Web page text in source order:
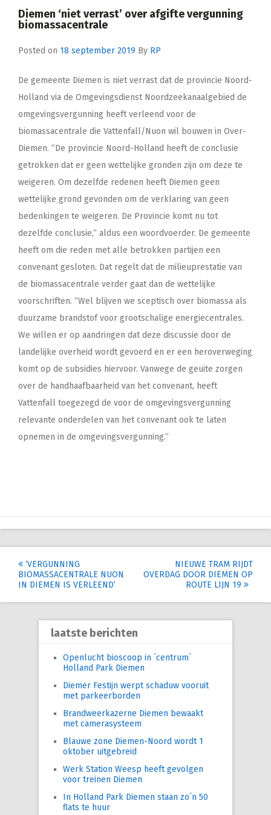
Diemen ‘niet verrast’ over afgifte vergunning
biomassacentrale
Posted on 18 september 2019 By RP
De gemeente Diemen is niet verrast dat de provincie Noord-
Holland via de Omgevingsdienst Noordzeekanaalgebied de
omgevingsvergunning heeft verleend voor de
biomassacentrale die Vattenfall/Nuon wil bouwen in Over-
Diemen. ‘’De provincie Noord-Holland heeft de conclusie
getrokken dat er geen wettelijke gronden zijn om deze te
weigeren. Om dezelfde redenen heeft Diemen geen
wettelijke grond gevonden om de verklaring van geen
bedenkingen te weigeren. De Provincie komt nu tot
dezelfde conclusie,’’ aldus een woordvoerder. De gemeente
heeft om die reden met alle betrokken partijen een
convenant gesloten. Dat regelt dat de milieuprestatie van
de biomassacentrale verder gaat dan de wettelijke
voorschriften. ‘’Wel blijven we sceptisch over biomassa als
duurzame brandstof voor grootschalige energiecentrales.
We willen er op aandringen dat deze discussie door de
landelijke overheid wordt gevoerd en er een heroverweging
komt op de subsidies hiervoor. Vanwege de geuite zorgen
over de handhaafbaarheid van het convenant, heeft
Vattenfall toegezegd de voor de omgevingsvergunning
relevante onderdelen van het convenant ook te laten
opnemen in de omgevingsvergunning.’’
Post
navigation
‘VERGUNNING
BIOMASSACENTRALE NUON
IN DIEMEN IS VERLEEND’
NIEUWE TRAM RIJDT
OVERDAG DOOR DIEMEN OP
ROUTE LIJN 19
laatste berichten
Openlucht bioscoop in ´centrum´
Holland Park Diemen
Diemer Festijn werpt schaduw vooruit
met parkeerborden
Brandweerkazerne Diemen bewaakt
met camerasysteem
Blauwe zone Diemen-Noord wordt 1
oktober uitgebreid
Werk Station Weesp heeft gevolgen
voor treinen Diemen
In Holland Park Diemen staan zo´n 50
flats te huur